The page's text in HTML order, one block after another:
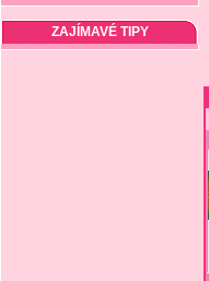
ZAJÍMAVÉ TIPY